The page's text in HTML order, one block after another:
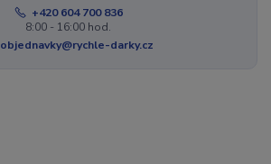
+420 604 700 836
8:00 - 16:00 hod.
objednavky@rychle-darky.cz